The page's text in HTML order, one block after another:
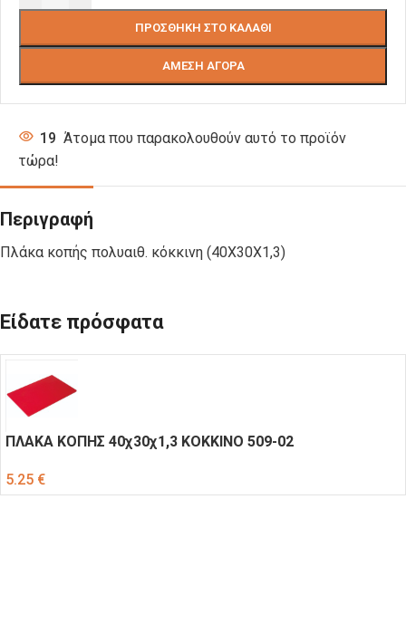
ΠΡΟΣΘΉΚΗ ΣΤΟ ΚΑΛΆΘΙ
ΆΜΕΣΗ ΑΓΟΡΆ
19 Άτομα που παρακολουθούν αυτό το προϊόν
τώρα!
Περιγραφή
Πλάκα κοπής πολυαιθ. κόκκινη (40Χ30Χ1,3)
Είδατε πρόσφατα
ΠΛΑΚΑ ΚΟΠΗΣ 40χ30χ1,3 ΚΟΚΚΙΝΟ 509-02
5.25 €